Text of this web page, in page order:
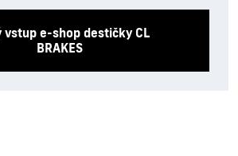
vstup e-shop destičky CL
BRAKES